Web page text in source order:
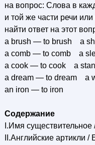
на вопрос: Слова в
и той же части речи
найти ответ на этот
a brush — to brush a
a comb — to comb a
a cook — to cook a
a dream — to dream a
an iron — to iron
Содержание
I.Имя существительное
II.Английские артикли